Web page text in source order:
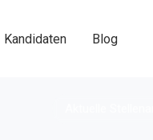
Kandidaten Blog